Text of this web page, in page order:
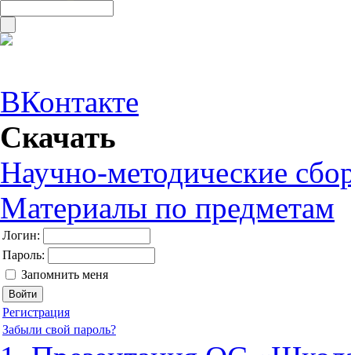
ВКонтакте
Скачать
Научно-методические
Материалы по предметам
Логин:
Пароль:
Запомнить меня
Регистрация
Забыли свой пароль?